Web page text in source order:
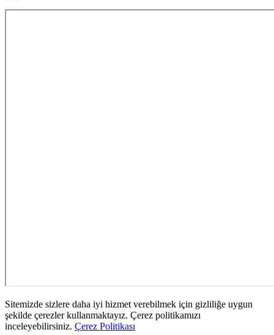
Sitemizde sizlere daha iyi hizmet verebilmek için gizliliğe uygun
şekilde çerezler kullanmaktayız. Çerez politikamızı
inceleyebilirsiniz. Çerez Politikası